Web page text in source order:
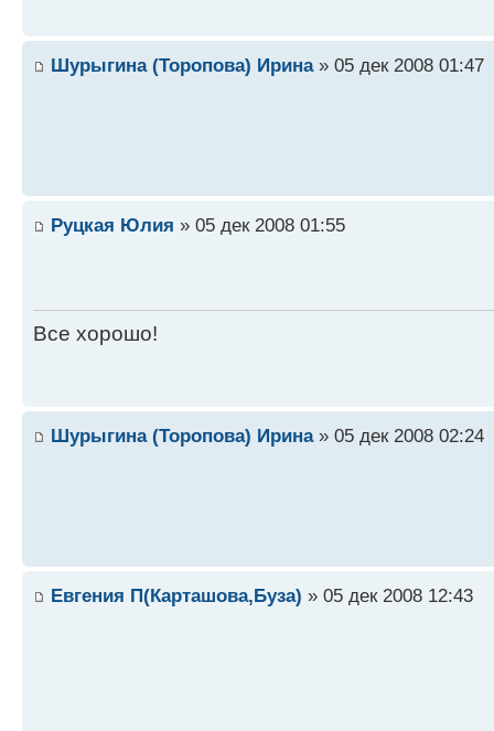
Шурыгина (Торопова) Ирина» 05 дек 2008 01:47
Руцкая Юлия » 05 дек 2008 01:55
Все хорошо!
Шурыгина (Торопова) Ирина» 05 дек 2008 02:24
Евгения П(Карташова,Буза) » 05 дек 2008 12:43